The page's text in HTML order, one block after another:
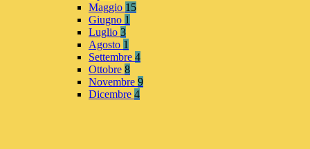
Maggio 15
Giugno 1
Luglio 3
Agosto 1
Settembre 4
Ottobre 8
Novembre 9
Dicembre 4